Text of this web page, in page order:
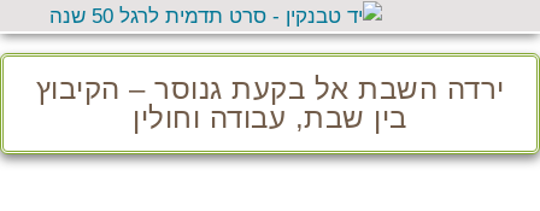
ירדה השבת אל בקעת גנוסר – הקיבוץ
בין שבת, עבודה וחולין